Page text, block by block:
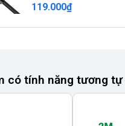
119.000₫
có tính năng tương tự